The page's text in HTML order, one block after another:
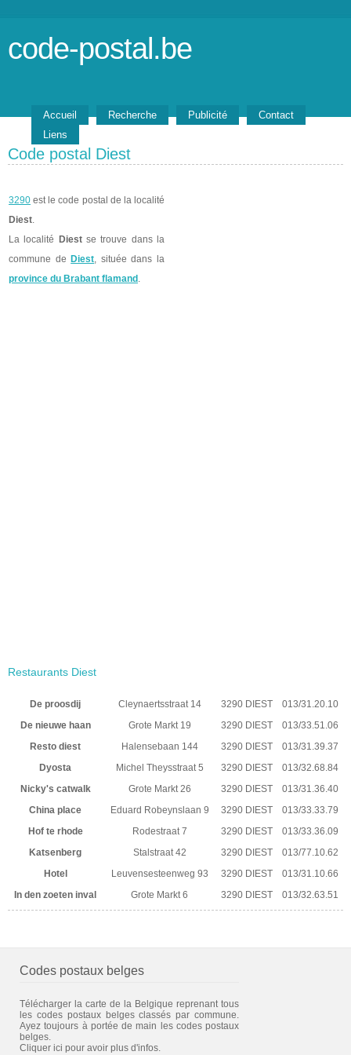
code-postal.be
Accueil Recherche Publicité
Contact
Liens
Code postal Diest
3290 est le code postal de la localité
Diest.
La localité
Diestse trouve dans la
commune de Diest, située dans la
province du Brabant flamand .
Restaurants Diest
De proosdij Cleynaertsstraat 14 3290 DIEST
013/31.20.10
De nieuwe haan
Grote Markt 19 3290 DIEST
013/33.51.06
Resto diest
Halensebaan 144 3290 DIEST
013/31.39.37
Dyosta
Michel Theysstraat 5 3290 DIEST
013/32.68.84
Nicky's catwalk
Grote Markt 26 3290 DIEST
013/31.36.40
China place
Eduard Robeynslaan 9 3290 DIEST
013/33.33.79
Hof te rhode
Rodestraat 7 3290 DIEST
013/33.36.09
Katsenberg
Stalstraat 42 3290 DIEST
013/77.10.62
Hotel
Leuvensesteenweg 93 3290 DIEST
013/31.10.66
In den zoeten inval
Grote Markt 6 3290 DIEST 013/32.63.51
Codes postaux belges
Télécharger la carte de la Belgique reprenant tous
les codes postaux belges classés par commune.
Ayez toujours à portée de main les codes postaux
belges.
Cliquer ici pour avoir plus d'infos.